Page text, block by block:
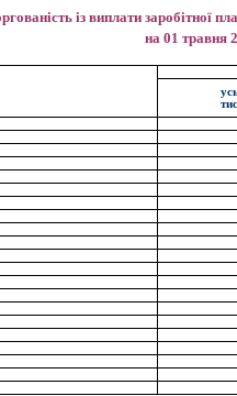
із виплати заробітної
на 01 травня